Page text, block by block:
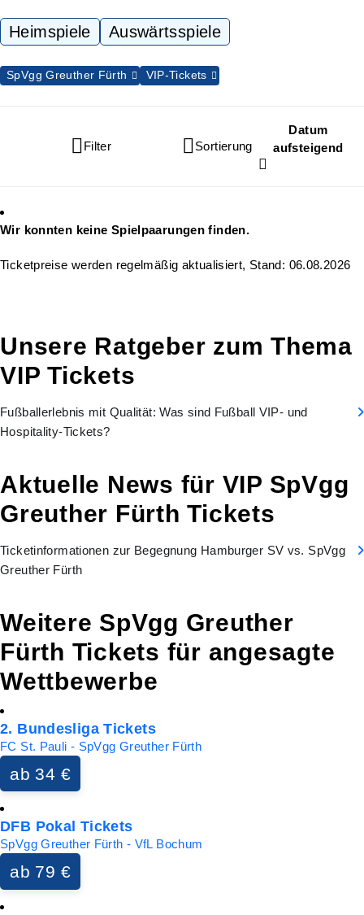
Heimspiele Auswärtsspiele
Filter Sortierung
Datum
aufsteigend
SpVgg Greuther Fürth VIP-Tickets
Wir konnten keine Spielpaarungen finden.
Ticketpreise werden regelmäßig aktualisiert, Stand: 06.08.2026
Unsere Ratgeber zum Thema
VIP Tickets
Fußballerlebnis mit Qualität: Was sind Fußball VIP- und
Hospitality-Tickets?
Aktuelle News für VIP SpVgg
Greuther Fürth Tickets
Ticketinformationen zur Begegnung Hamburger SV vs. SpVgg
Greuther Fürth
Weitere SpVgg Greuther
Fürth Tickets für angesagte
Wettbewerbe
2. Bundesliga Tickets
FC St. Pauli - SpVgg Greuther Fürth
ab 34 €
DFB Pokal Tickets
SpVgg Greuther Fürth - VfL Bochum
ab 79 €